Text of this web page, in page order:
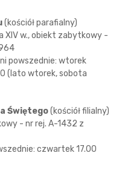
(kościół parafialny)
XIV w., obiekt zabytkowy -
powszednie: wtorek
(lato wtorek, sobota
Świętego(kościół filialny)
- nr rej. A-1432 z
czwartek 17.00